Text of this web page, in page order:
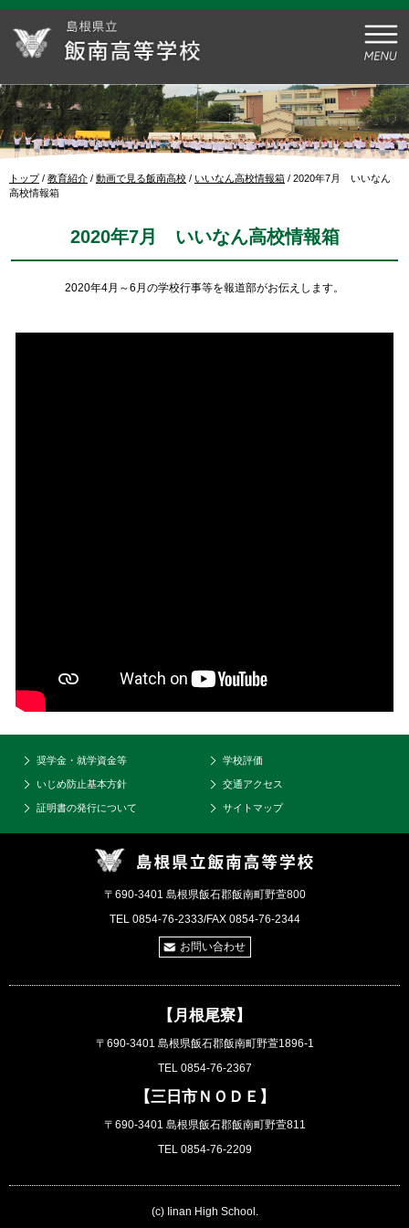
このページの本文へ
現
在
トップ/ 教育紹介 / 動画で見る飯南高校 / いいなん高校情報箱 / 2020年7月 いいなん
高校情報箱
2020年7月 いいなん高校情報箱
2020年4月～6月の学校行事等を報道部がお伝えします。
奨学金・就学資金等 学校評価
いじめ防止基本方針 交通アクセス
証明書の発行について サイトマップ
〒690-3401 島根県飯石郡飯南町野萱800
TEL 0854-76-2333/FAX 0854-76-2344
お問い合わせ
【月根尾寮】
〒690-3401 島根県飯石郡飯南町野萱1896-1
TEL 0854-76-2367
【三日市ＮＯＤＥ】
〒690-3401 島根県飯石郡飯南町野萱811
TEL 0854-76-2209
(c) Iinan High School.